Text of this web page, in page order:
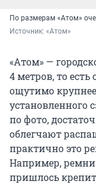
По размерам «Атом»
Источник: «Атом»
«Атом» —
4 метров, то
ощутимо
установленного
по фото,
облегчают
практично это
Например, ремни
пришлось